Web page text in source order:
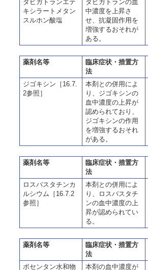
ダビガトランエテ
キシラートメタン
スルホン酸塩
ダビガトランの血
中濃度を上昇さ
せ、抗凝固作用を
増強するおそれが
ある。
薬剤名等
臨床症状・措置方
法
ジゴキシン［16.7.
2参照］
本剤との併用によ
り、ジゴキシンの
血中濃度の上昇が
認められており、
ジゴキシンの作用
を増強するおそれ
がある。
薬剤名等
臨床症状・措置方
法
ロスバスタチンカ
ルシウム［16.7.2
参照］
本剤との併用によ
り、ロスバスタチ
ンの血中濃度の上
昇が認められてい
る。
薬剤名等
臨床症状・措置方
法
ボセンタン水和物
本剤の血中濃度が